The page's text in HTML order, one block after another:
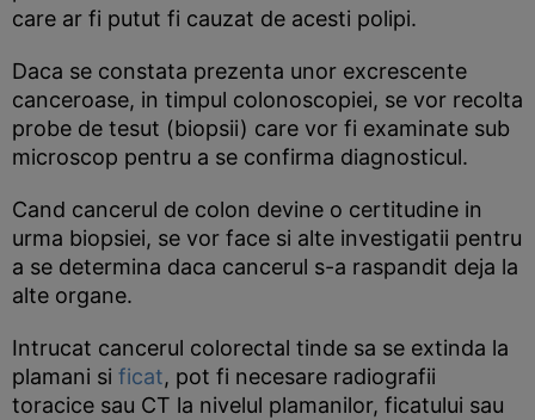
care ar fi putut fi cauzat de acesti polipi.
Daca se constata prezenta unor excrescente
canceroase, in timpul colonoscopiei, se vor recolta
probe de tesut (biopsii) care vor fi examinate sub
microscop pentru a se confirma diagnosticul.
Cand cancerul de colon devine o certitudine in
urma biopsiei, se vor face si alte investigatii pentru
a se determina daca cancerul s-a raspandit deja la
alte organe.
Intrucat cancerul colorectal tinde sa se extinda la
plamani si ficat, pot fi necesare radiografii
toracice sau CT la nivelul plamanilor, ficatului sau